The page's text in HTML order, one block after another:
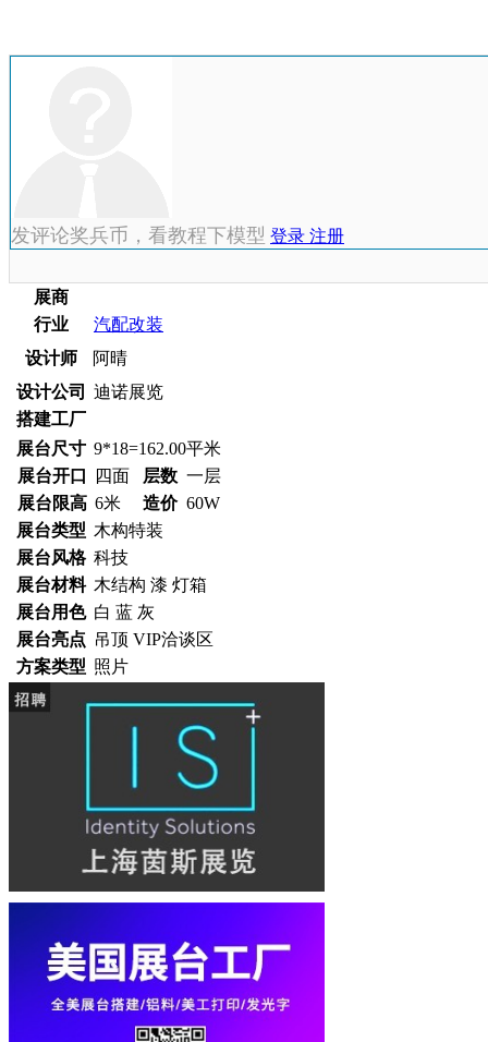
发评论奖兵币，看教程下模型 登录 注册
展商
行业
汽配改装
设计师
阿晴
设计公司
迪诺展览
搭建工厂
展台尺寸 9*18=162.00平米
展台开口
四面 层数 一层
展台限高 6米 造价 60W
展台类型 木构特装
展台风格 科技
展台材料 木结构 漆 灯箱
展台用色 白 蓝 灰
展台亮点 吊顶 VIP洽谈区
方案类型 照片